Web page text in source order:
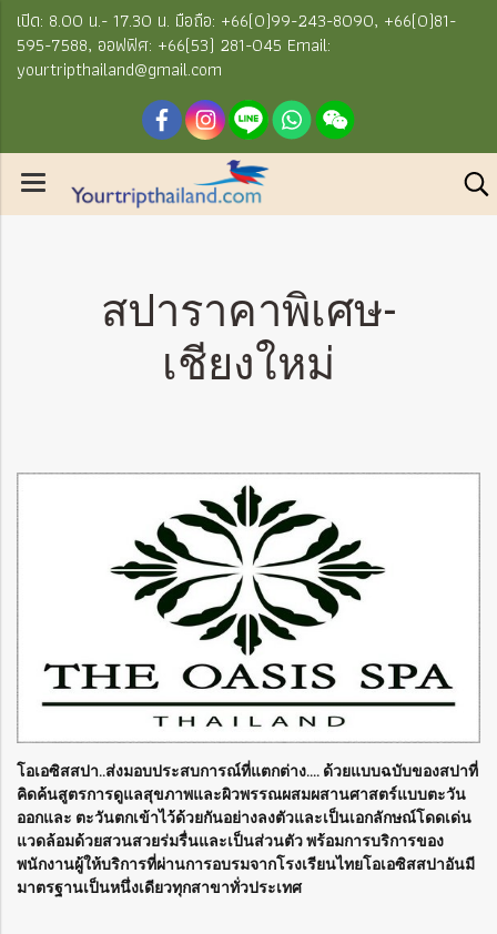
เปิด: 8.00 น.- 17.30 น. มือถือ: +66(0)99-243-8090, +66(0)81-
595-7588, ออฟฟิศ: +66(53) 281-045 Email:
yourtripthailand@gmail.com
สปาราคาพิเศษ-
เชียงใหม่
โอเอซิสสปา..ส่งมอบประสบการณ์ที่แตกต่าง…. ด้วยแบบฉบับของสปาที่
คิดค้นสูตรการดูแลสุขภาพและผิวพรรณผสมผสานศาสตร์แบบตะวัน
ออกและ ตะวันตกเข้าไว้ด้วยกันอย่างลงตัวและเป็นเอกลักษณ์โดดเด่น
แวดล้อมด้วยสวนสวยร่มรื่นและเป็นส่วนตัว พร้อมการบริการของ
พนักงานผู้ให้บริการที่ผ่านการอบรมจากโรงเรียนไทยโอเอซิสสปาอันมี
มาตรฐานเป็นหนึ่งเดียวทุกสาขาทั่วประเทศ